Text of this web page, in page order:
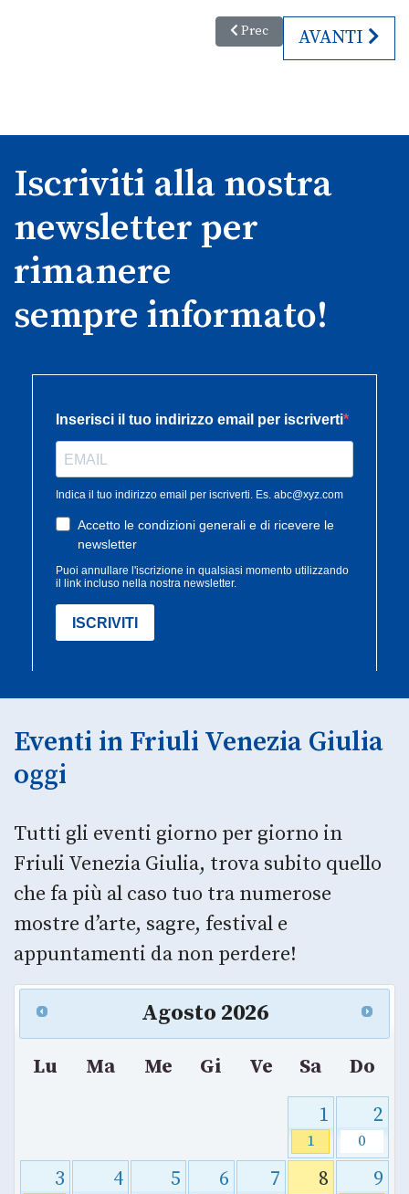
Articolo precedente:
Prec ARTICOLO
AVANTI
Iscriviti alla nostra
newsletter per
rimanere
sempre informato!
Eventi in Friuli Venezia Giulia
oggi
Tutti gli eventi giorno per giorno in
Friuli Venezia Giulia, trova subito quello
che fa più al caso tuo tra numerose
mostre d’arte, sagre, festival e
appuntamenti da non perdere!
Agosto 2026
Lu Ma Me Gi Ve Sa
Do
1
1
2
0
3 4 5 6 7 8 9